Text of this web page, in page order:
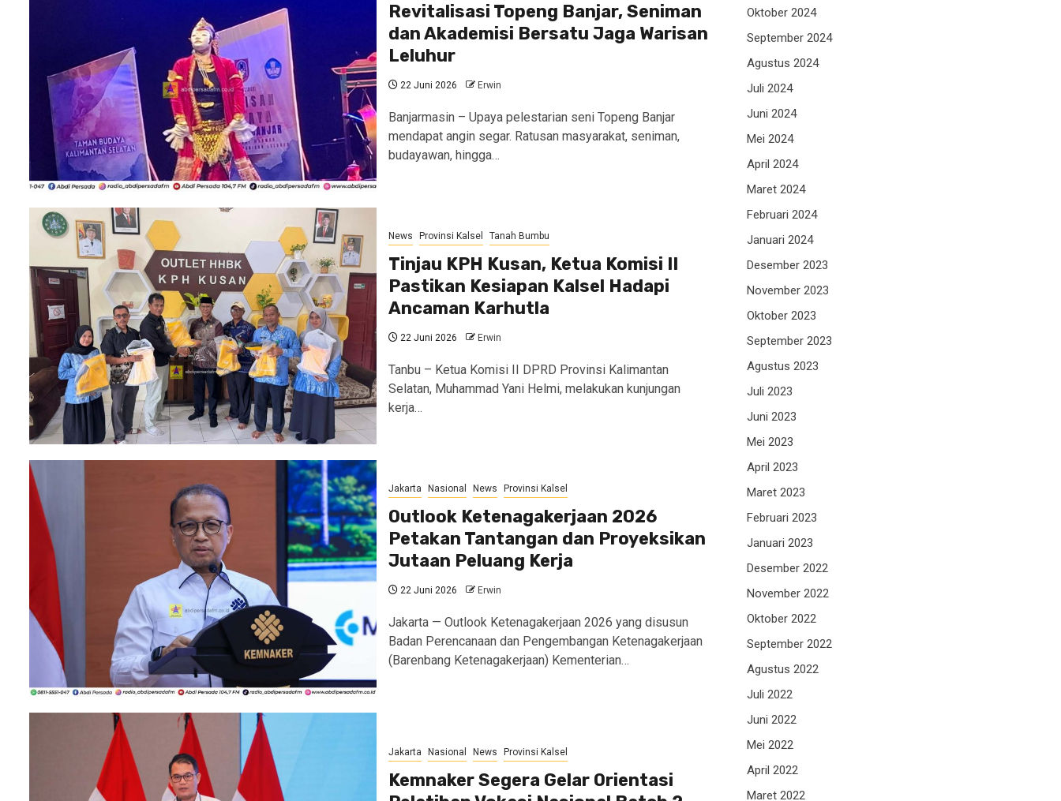
Revitalisasi Topeng Banjar, Seniman
dan Akademisi Bersatu Jaga Warisan
Leluhur
22 Juni 2026 Erwin
Banjarmasin – Upaya pelestarian seni Topeng Banjar
mendapat angin segar. Ratusan masyarakat, seniman,
budayawan, hingga…
News Provinsi Kalsel Tanah Bumbu
Tinjau KPH Kusan, Ketua Komisi II
Pastikan Kesiapan Kalsel Hadapi
Ancaman Karhutla
22 Juni 2026 Erwin
Tanbu – Ketua Komisi II DPRD Provinsi Kalimantan
Selatan, Muhammad Yani Helmi, melakukan kunjungan
kerja…
Jakarta Nasional News Provinsi Kalsel
Outlook Ketenagakerjaan 2026
Petakan Tantangan dan Proyeksikan
Jutaan Peluang Kerja
22 Juni 2026 Erwin
Jakarta — Outlook Ketenagakerjaan 2026 yang disusun
Badan Perencanaan dan Pengembangan Ketenagakerjaan
(Barenbang Ketenagakerjaan) Kementerian…
Jakarta Nasional News Provinsi Kalsel
Kemnaker Segera Gelar Orientasi
Oktober 2024
September 2024
Agustus 2024
Juli 2024
Juni 2024
Mei 2024
April 2024
Maret 2024
Februari 2024
Januari 2024
Desember 2023
November 2023
Oktober 2023
September 2023
Agustus 2023
Juli 2023
Juni 2023
Mei 2023
April 2023
Maret 2023
Februari 2023
Januari 2023
Desember 2022
November 2022
Oktober 2022
September 2022
Agustus 2022
Juli 2022
Juni 2022
Mei 2022
April 2022
Maret 2022